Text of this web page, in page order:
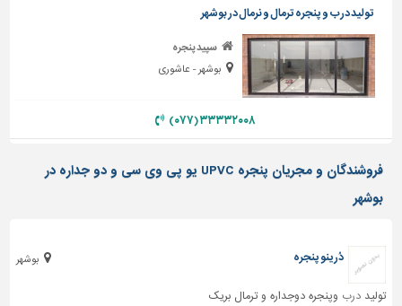
ساختمان
شهرسازی،
ترافیک
سازه
سایر
تولید درب و پنجره ترمال و نرمال در بوشهر
سپید پنجره
بوشهر - عاشوری
۳۳۳۳۲۰۰۸ (۰۷۷)
فروشندگان و مجریان پنجره UPVC یو پی وی سی و دو جداره در
بوشهر
بوشهر دُرینو پنجره
تولیددرب وپنجره دوجداره و ترمال بریک